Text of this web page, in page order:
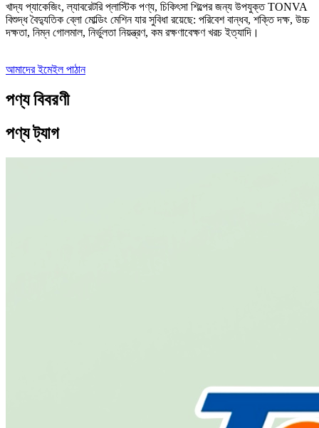
খাদ্য প্যাকেজিং, ল্যাবরেটরি প্লাস্টিক পণ্য, চিকিৎসা শিল্পের জন্য উপযুক্ত TONVA
বিশুদ্ধ বৈদ্যুতিক ব্লো মোল্ডিং মেশিন যার সুবিধা রয়েছে: পরিবেশ বান্ধব, শক্তি দক্ষ, উচ্চ
দক্ষতা, নিম্ন গোলমাল, নির্ভুলতা নিয়ন্ত্রণ, কম রক্ষণাবেক্ষণ খরচ ইত্যাদি।
আমাদের ইমেইল পাঠান
পণ্য বিবরণী
পণ্য ট্যাগ